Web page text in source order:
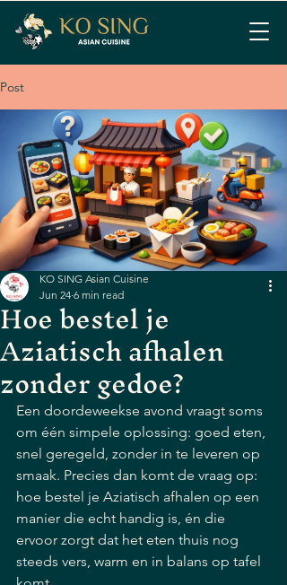
Post
Hoe bestel je
Aziatisch afhalen
zonder gedoe?
KO SING Asian Cuisine
Jun 24 6 min read
Een doordeweekse avond vraagt soms
om één simpele oplossing: goed eten,
snel geregeld, zonder in te leveren op
smaak. Precies dan komt de vraag op:
hoe bestel je Aziatisch afhalen op een
manier die echt handig is, én die
ervoor zorgt dat het eten thuis nog
steeds vers, warm en in balans op tafel